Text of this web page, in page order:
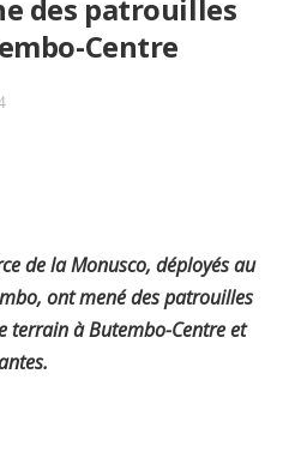
des patrouilles
Centre
de la Monusco, déployés au
ont mené des patrouilles
terrain à Butembo-Centre et